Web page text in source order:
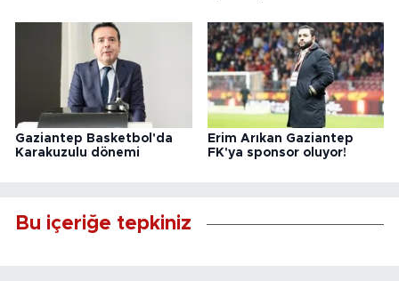
Gaziantep Basketbol'da
Karakuzulu dönemi
Erim Arıkan Gaziantep
FK'ya sponsor oluyor!
Bu içeriğe tepkiniz